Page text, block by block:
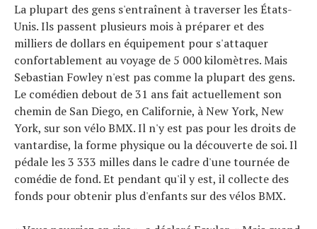
La plupart des gens s'entraînent à traverser les États-
Unis. Ils passent plusieurs mois à préparer et des
milliers de dollars en équipement pour s'attaquer
confortablement au voyage de 5 000 kilomètres. Mais
Sebastian Fowley n'est pas comme la plupart des gens.
Le comédien debout de 31 ans fait actuellement son
chemin de San Diego, en Californie, à New York, New
York, sur son vélo BMX. Il n'y est pas pour les droits de
vantardise, la forme physique ou la découverte de soi. Il
pédale les 3 333 milles dans le cadre d'une tournée de
comédie de fond. Et pendant qu'il y est, il collecte des
fonds pour obtenir plus d'enfants sur des vélos BMX.